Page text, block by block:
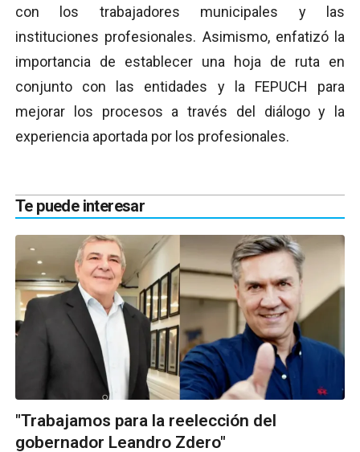
con los trabajadores municipales y las
instituciones profesionales. Asimismo, enfatizó la
importancia de establecer una hoja de ruta en
conjunto con las entidades y la FEPUCH para
mejorar los procesos a través del diálogo y la
experiencia aportada por los profesionales.
Te puede interesar
"Trabajamos para la reelección del
gobernador Leandro Zdero"